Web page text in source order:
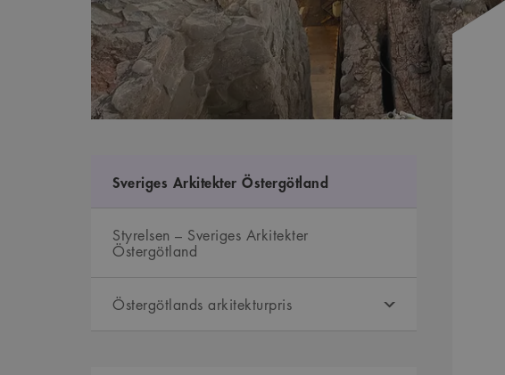
Sveriges Arkitekter Östergötland
Styrelsen – Sveriges Arkitekter
Östergötland
Östergötlands arkitekturpris